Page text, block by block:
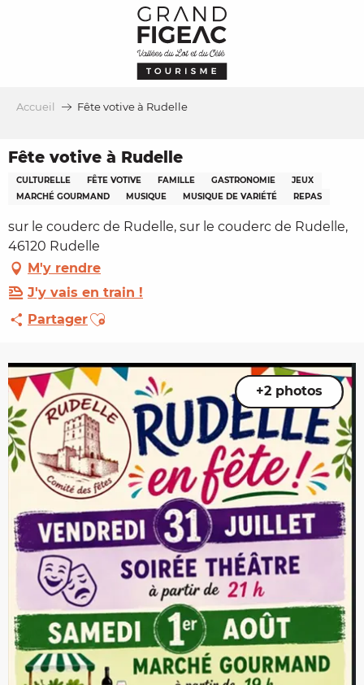
Accueil Fête votive à Rudelle
Fête votive à Rudelle
CULTURELLE FÊTE VOTIVE FAMILLE GASTRONOMIE
JEUX
MARCHÉ GOURMAND
MUSIQUE MUSIQUE DE VARIÉTÉ REPAS
sur le couderc de Rudelle, sur le couderc de Rudelle,
46120 Rudelle
M'y rendre
J'y vais en train !
PartagerAjouter aux favoris
+2 photos